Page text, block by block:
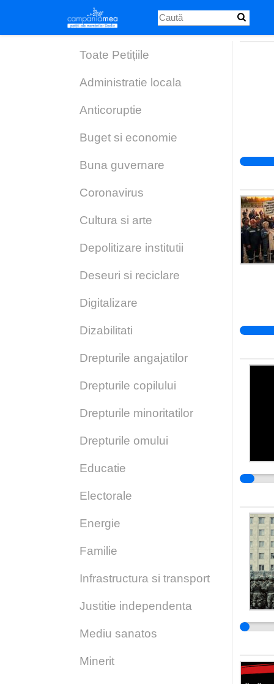
main
Toate Petițiile
Administratie locala
Anticoruptie
Buget si economie
Buna guvernare
Coronavirus
Cultura si arte
Depolitizare institutii
Deseuri si reciclare
Digitalizare
Dizabilitati
Drepturile angajatilor
Drepturile copilului
Drepturile minoritatilor
Drepturile omului
Educatie
Electorale
Energie
Familie
Infrastructura si transport
Justitie independenta
Mediu sanatos
Minerit